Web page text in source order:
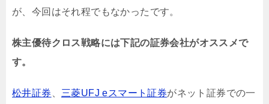
が、今回はそれ程でもなかったです。
株主優待クロス戦略には下記の証券会社がオススメで
す。
松井証券 三菱UFJ eスマート証券がネット証券での一